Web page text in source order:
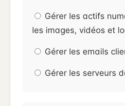
Gérer les actifs
les images, vidéos et
Gérer les emails
Gérer les serveurs